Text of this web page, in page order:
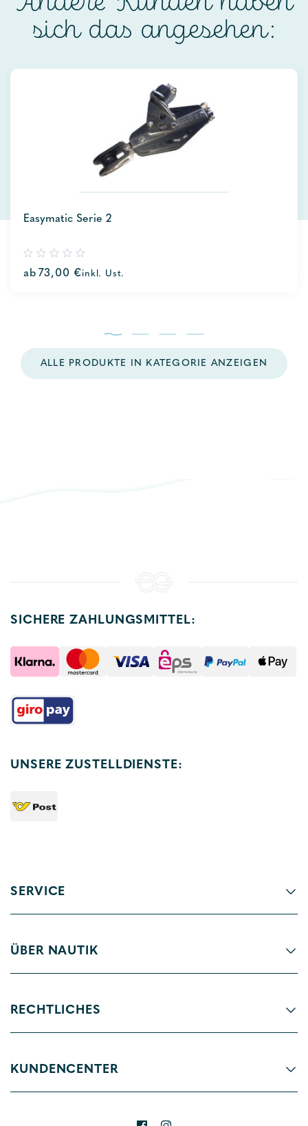
sich das angesehen:
Easymatic Serie 2
out
ab 73,00€inkl. Ust.
ALLE PRODUKTE IN KATEGORIE ANZEIGEN
SICHERE ZAHLUNGSMITTEL:
UNSERE ZUSTELLDIENSTE:
SERVICE
ÜBER NAUTIK
RECHTLICHES
KUNDENCENTER